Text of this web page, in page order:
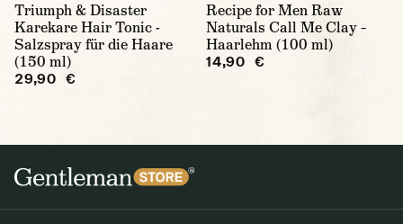
Triumph & Disaster
Karekare Hair Tonic -
Salzspray für die Haare
(150 ml)
29,90 €
Recipe for Men Raw
Naturals Call Me Clay –
Haarlehm (100 ml)
14,90 €